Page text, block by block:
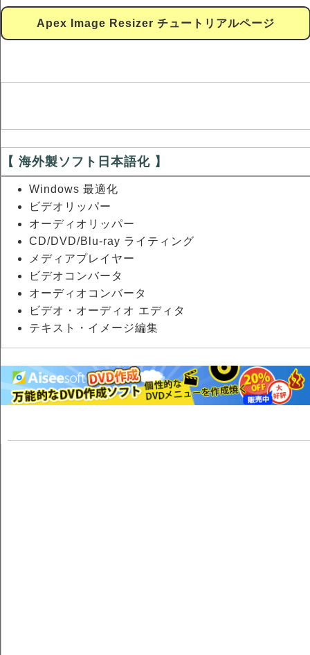
Apex Image Resizer チュートリアルページ
【 海外製ソフト日本語化 】
Windows 最適化
ビデオリッパー
オーディオリッパー
CD/DVD/Blu-ray ライティング
メディアプレイヤー
ビデオコンバータ
オーディオコンバータ
ビデオ・オーディオ エディタ
テキスト・イメージ編集